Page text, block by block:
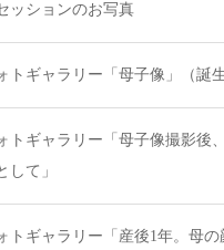
ッションのお写真
トギャラリー「母子像」（誕
トギャラリー「母子像撮影後
して」
トギャラリー「産後1年。母の